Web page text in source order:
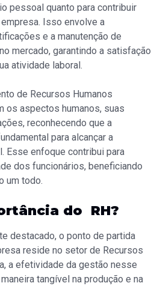
pessoal quanto para contribuir
Isso envolve a
e a manutenção de
mercado, garantindo a satisfação
atividade laboral.
de Recursos Humanos
os aspectos humanos, suas
reconhecendo que a
para alcançar a
Esse enfoque contribui para
dos funcionários, beneficiando
um todo.
do RH?
destacado, o ponto de partida
reside no setor de Recursos
a efetividade da gestão nesse
tangível na produção e na